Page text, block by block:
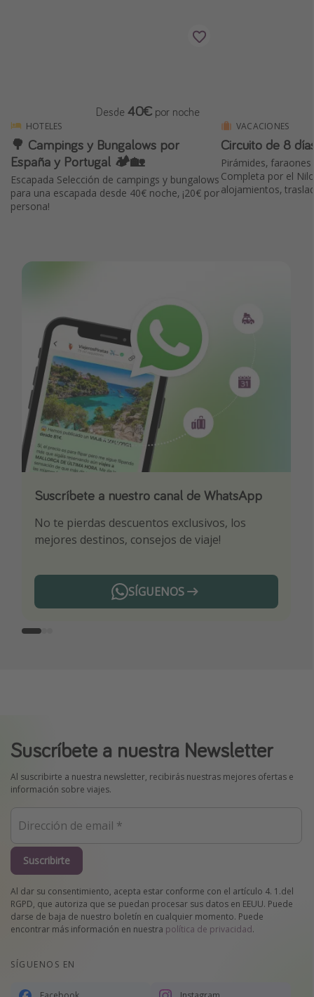
HOTELES
🌳 Campings y Bungalows por
España y Portugal 🏕️🏡
Escapada Selección de campings y bungalows
para una escapada desde 40€ noche, ¡20€ por
persona!
Desde 40€ por noche
VACACIONES
Circuito de 8
Pirámides,
Completa por el
alojamientos,
Suscríbete a nuestro canal de WhatsApp
No te pierdas descuentos exclusivos, los
mejores destinos, consejos de viaje!
SÍGUENOS
Descarga nuestra app
Sé el primero en reservar nuestros chollazos
¡Suscríbete a nuestro canal de Telegram!
¡Recibe las mejores ofertas seleccionadas para
ti por nuestros expertos en viajes
Telegram
Suscríbete a nuestra Newsletter
Al suscribirte a nuestra newsletter, recibirás nuestras mejores ofertas e
información sobre viajes.
Suscribirte
Al dar su consentimiento, acepta estar conforme con el artículo 4. 1.del
RGPD, que autoriza que se puedan procesar sus datos en EEUU. Puede
darse de baja de nuestro boletín en cualquier momento. Puede
encontrar más información en nuestra política de privacidad.
SÍGUENOS EN